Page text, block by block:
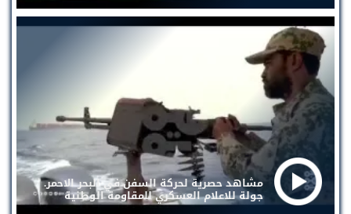
مشاهد حصرية لحركة السفن في البحر الاحمر.
جولة للاعلام العسكري للمقاومة الوطنية